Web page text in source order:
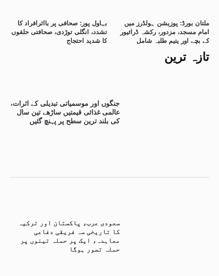
تازہ ترین
جنگوں اور موسمیاتی تبدیلی کے اثرات،
عالمی غذائی قیمتیں ساڑھے تین سال
کی بلند ترین سطح پر پہنچ گئیں
سعودی عرب، پاکستان اور ترکیہ
کا تاریخی سہ فریقی دفاعی
معاہدہ، ایک پر حملہ تینوں پر
حملہ تصور ہوگا
بہاول پور: صحافی پر بااثرافراد کا
تشدد، انگلی توڑدی، صحافتی حلقوں
کا شدید احتجاج
ملتان بورڈ: پوزیشن ہولڈرز میں
امام مسجد، مزدور، رکشہ ڈرائیور
کے بچے اور یتیم طلبہ شامل